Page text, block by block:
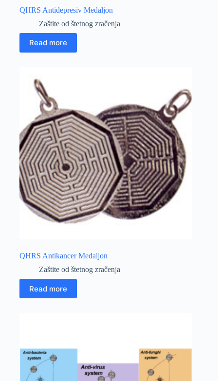
QHRS Antidepresiv Medaljon
Zaštite od štetnog zračenja
Read more
QHRS Antikancer Medaljon
Zaštite od štetnog zračenja
Read more